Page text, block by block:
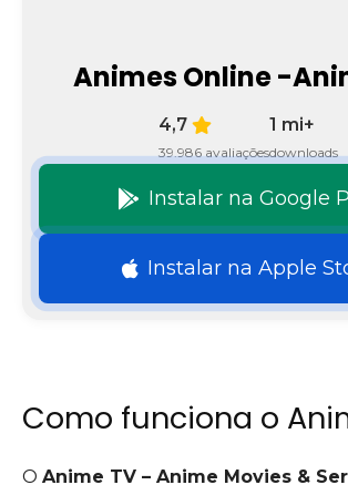
Animes Online -
4,7
39.986 avaliações
1 mi+
downloads
Instalar na Google
Instalar na Apple
Como funciona o
O Anime TV – Anime Movies &